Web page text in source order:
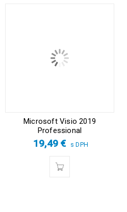
Microsoft Visio 2019
Professional
19,49€ s DPH